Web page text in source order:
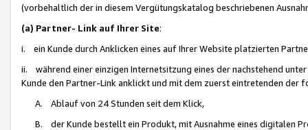
(vorbehaltlich der in diesem Vergütungskatalog beschriebenen
(a) Partner- Link auf Ihrer Site:
i. ein Kunde durch Anklicken eines auf Ihrer Website platzierten
ii. während einer einzigen Internetsitzung eines der nachstehend
Kunde den Partner-Link anklickt und mit dem zuerst eintretenden der
A. Ablauf von 24 Stunden seit dem Klick,
B. der Kunde bestellt ein Produkt, mit Ausnahme eines digitalen